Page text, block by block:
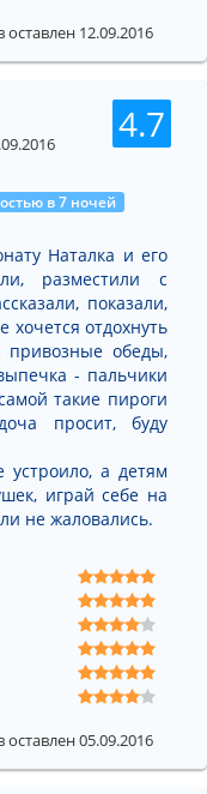
оставлен 12.09.2016
4.7
в 7 ночей
Наталка и его
разместили с
показали,
хочется отдохнуть
привозные обеды,
- пальчики
такие пироги
просит, буду
устроило, а детям
играй себе на
не жаловались.
оставлен 05.09.2016